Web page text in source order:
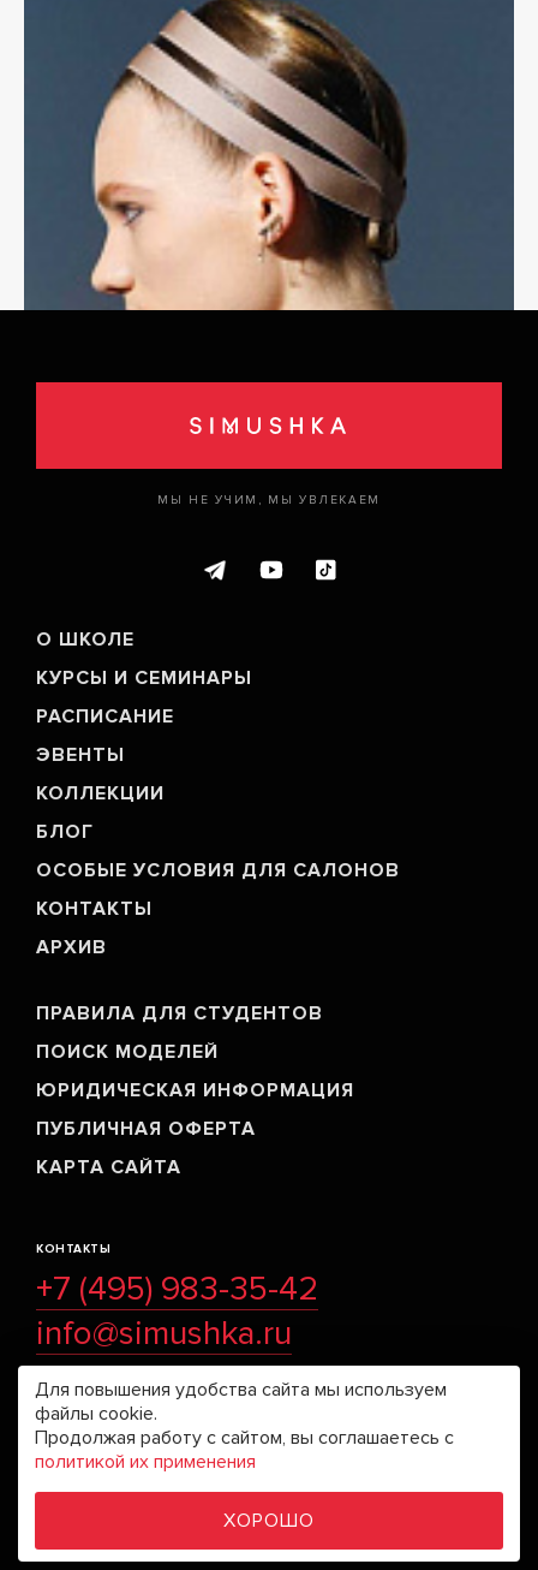
ПРАВИЛА ОБЩЕНИЯ С КЛИЕНТОМ В
САЛОНЕ
Что объединяет парикмахеров, барберов,
колористов, косметологов, мастеров ногтевого
сервиса, да и вообще всех, кто работает в
сфере бьюти-услуг? Их основная задача —
сделать...
Вот лето и наступило! Рассказываем, на какие
жаркие тренды стрижек лето 2019 стоит
своих коллекциях всемирно известные
МЫ НЕ УЧИМ, МЫ УВЛЕКАЕМ
О ШКОЛЕ
КУРСЫ И СЕМИНАРЫ
РАСПИСАНИЕ
ЭВЕНТЫ
КОЛЛЕКЦИИ
БЛОГ
ОСОБЫЕ УСЛОВИЯ ДЛЯ САЛОНОВ
КОНТАКТЫ
АРХИВ
ПРАВИЛА ДЛЯ СТУДЕНТОВ
ПОИСК МОДЕЛЕЙ
ЮРИДИЧЕСКАЯ ИНФОРМАЦИЯ
ПУБЛИЧНАЯ ОФЕРТА
КАРТА САЙТА
КОНТАКТЫ
+7 (495) 983-35-42
info@simushka.ru
ул. Бауманская 6, бизнес-центр «Виктория плаза», 6
этаж.
Часы работы: 09:00 - 20:00.
Для повышения удобства сайта мы используем
файлы cookie.
Продолжая работу с сайтом, вы соглашаетесь с
политикой их применения
ХОРОШО